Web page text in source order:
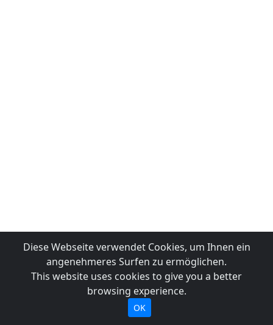
Diese Webseite verwendet Cookies, um Ihnen ein
angenehmeres Surfen zu ermöglichen.
This website uses cookies to give you a better
browsing experience.
OK